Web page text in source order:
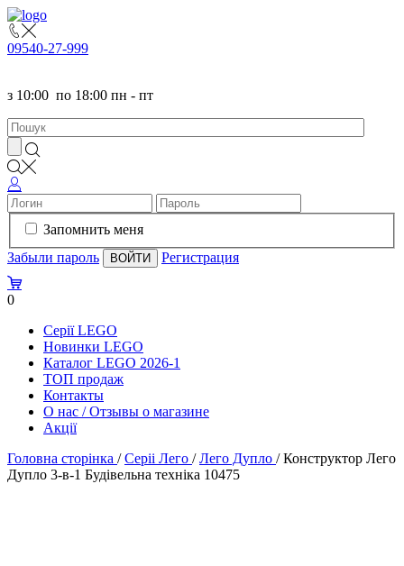
09540-27-999
з 10:00 по 18:00 пн - пт
Запомнить меня
Забыли пароль
Регистрация
0
Серії LEGO
Новинки LEGO
Каталог LEGO 2026-1
TOП продаж
Контакты
О нас / Отзывы о магазине
Акції
Головна сторінка /Серіі Лего /Лего Дупло /Конструктор Лего
Дупло 3-в-1 Будівельна техніка 10475